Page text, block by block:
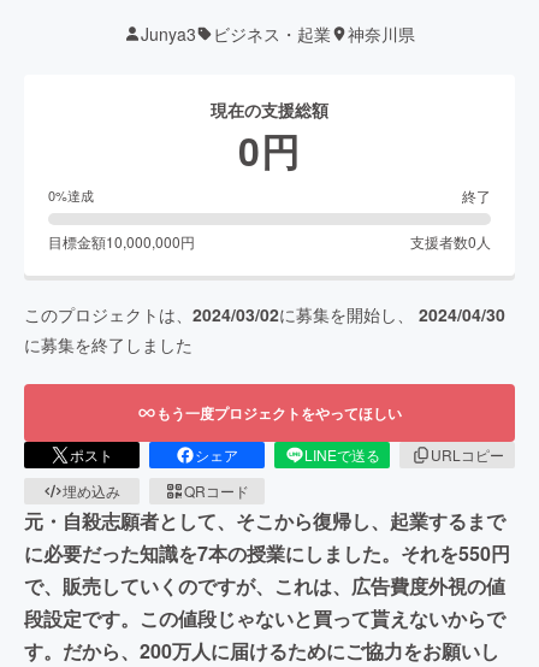
Junya3 ビジネス・起業 神奈川県
現在の支援総額
0円
0%達成 終了
目標金額10,000,000円 支援者数0 人
このプロジェクトは、 2024/03/02に募集を開始し、 2024/04/30
に募集を終了しました
もう一度プロジェクトをやってほしい
ポスト シェア LINEで送る
URLコピー
埋め込み
QRコード
元・自殺志願者として、そこから復帰し、起業するまで
に必要だった知識を7本の授業にしました。それを550円
で、販売していくのですが、これは、広告費度外視の値
段設定です。この値段じゃないと買って貰えないからで
す。だから、200万人に届けるためにご協力をお願いし